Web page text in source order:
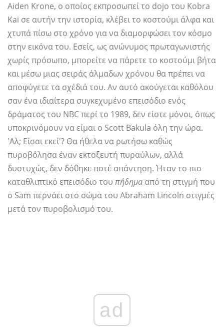
Aiden Krone, ο οποίος εκπροσωπεί το dojo του Kobra
Kai σε αυτήν την ιστορία, κλέβει το κοστούμι άλφα και
χτυπά πίσω στο χρόνο για να διαμορφώσει τον κόσμο
στην εικόνα του. Εσείς, ως ανώνυμος πρωταγωνιστής
χωρίς πρόσωπο, μπορείτε να πάρετε το κοστούμι βήτα
και μέσω μιας σειράς άλμαδων χρόνου θα πρέπει να
αποφύγετε τα σχέδιά του. Αν αυτό ακούγεται καθόλου
σαν ένα ιδιαίτερα συγκεχυμένο επεισόδιο ενός
δράματος του NBC περί το 1989, δεν είστε μόνοι, όπως
υποκρινόμουν να είμαι ο Scott Bakula όλη την ώρα.
'Αλ; Είσαι εκεί'? Θα ήθελα να ρωτήσω καθώς
πυροβόλησα έναν εκτοξευτή πυραύλων, αλλά
δυστυχώς, δεν δόθηκε ποτέ απάντηση. Ήταν το πιο
καταθλιπτικό επεισόδιο του πήδημα από τη στιγμή που
ο Sam περνάει στο σώμα του Abraham Lincoln στιγμές
μετά τον πυροβολισμό του.
ad